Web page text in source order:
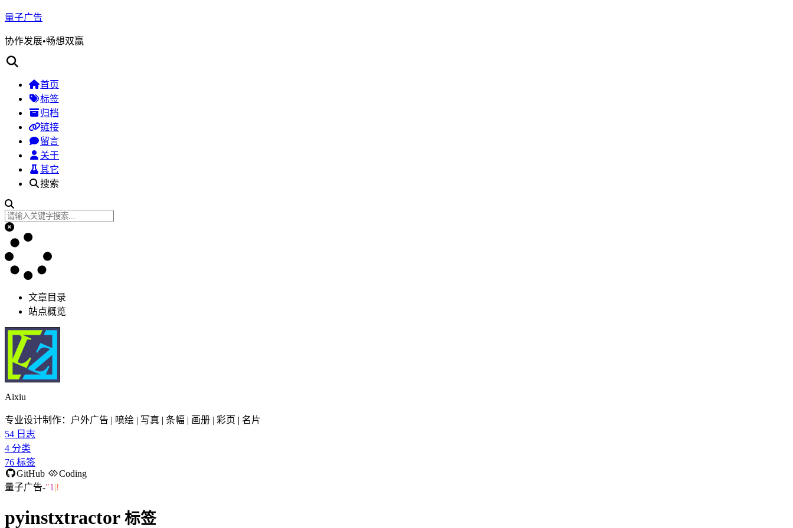
量子广告
协作发展•畅想双赢
首页
标签
归档
链接
留言
关于
其它
搜索
文章目录
站点概览
Aixiu
专业设计制作：户外广告 | 喷绘 | 写真 | 条幅 | 画册 | 彩页 | 名片
54 日志
4 分类
76 标签
GitHub
Coding
量子广告-承 R
pyinstxtractor 标签